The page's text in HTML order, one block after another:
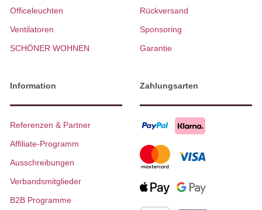
Officeleuchten
Ventilatoren
SCHÖNER WOHNEN
Rückversand
Sponsoring
Garantie
Information
Referenzen & Partner
Affiliate-Programm
Ausschreibungen
Verbandsmitglieder
B2B Programme
Zahlungsarten